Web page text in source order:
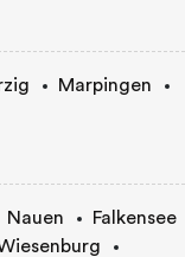
Marpingen
Nauen
Falkensee